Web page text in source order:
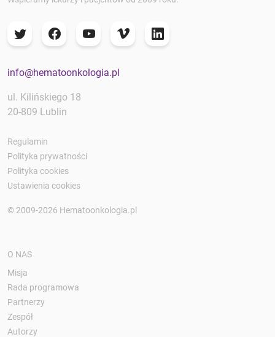
info@hematoonkologia.pl
ul. Kilińskiego 18
20-809 Lublin
Regulamin
Polityka prywatności
Polityka cookies
Ustawienia cookies
© 2009-2026 Hematoonkologia.pl
O NAS
Misja
Rada programowa
Partnerzy
Zespół
Autorzy